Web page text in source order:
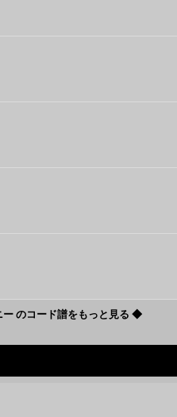
のコード譜をもっと見る ◆